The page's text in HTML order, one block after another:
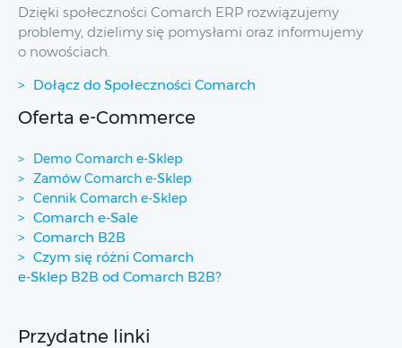
Dzięki społeczności Comarch ERP rozwiązujemy
problemy, dzielimy się pomysłami oraz informujemy
o nowościach.
Dołącz do Społeczności Comarch
Oferta e-Commerce
Demo Comarch e-Sklep
Zamów Comarch e-Sklep
Cennik Comarch e-Sklep
Comarch e-Sale
Comarch B2B
Czym się różni Comarch
e-Sklep B2B od Comarch B2B?
Przydatne linki